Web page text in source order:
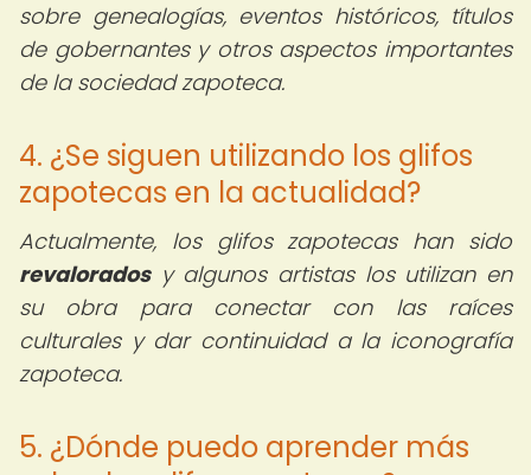
sobre genealogías, eventos históricos, títulos
de gobernantes y otros aspectos importantes
de la sociedad zapoteca.
4. ¿Se siguen utilizando los glifos
zapotecas en la actualidad?
Actualmente, los glifos zapotecas han sido
revaloradosy algunos artistas los utilizan en
su obra para conectar con las raíces
culturales y dar continuidad a la iconografía
zapoteca.
5. ¿Dónde puedo aprender más